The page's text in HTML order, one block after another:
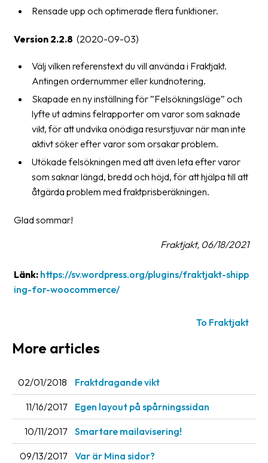
Rensade upp och optimerade flera funktioner.
Version 2.2.8 (2020-09-03)
Välj vilken referenstext du vill använda i Fraktjakt.
Antingen ordernummer eller kundnotering.
Skapade en ny inställning för ”Felsökningsläge” och
lyfte ut admins felrapporter om varor som saknade
vikt, för att undvika onödiga resurstjuvar när man inte
aktivt söker efter varor som orsakar problem.
Utökade felsökningen med att även leta efter varor
som saknar längd, bredd och höjd, för att hjälpa till att
åtgärda problem med fraktprisberäkningen.
Glad sommar!
Fraktjakt, 06/18/2021
Länk: https://sv.wordpress.org/plugins/fraktjakt-shipp
ing-for-woocommerce/
To Fraktjakt
More articles
02/01/2018 Fraktdragande vikt
11/16/2017 Egen layout på spårningssidan
10/11/2017 Smartare mailavisering!
09/13/2017 Var är Mina sidor?